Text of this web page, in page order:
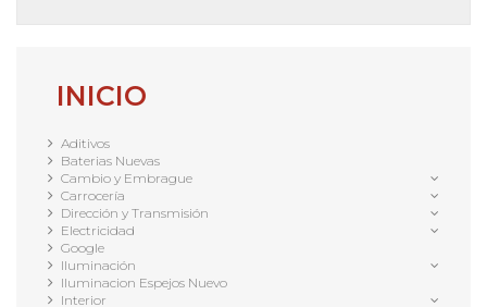
INICIO
Aditivos
Baterias Nuevas
Cambio y Embrague
Carrocería
Dirección y Transmisión
Electricidad
Google
Iluminación
Iluminacion Espejos Nuevo
Interior